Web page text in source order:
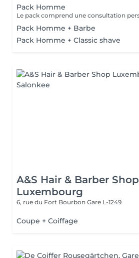
Pack Homme
Pack Homme + Barbe
Pack Homme + Classic shave
A&S Hair & Barber Shop
Luxembourg
6, rue du Fort Bourbon Gare L-1249
Coupe + Coiffage